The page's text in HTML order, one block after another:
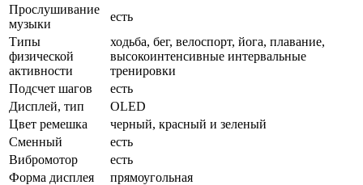
Прослушивание
музыки
есть
Типы
физической
активности
ходьба, бег, велоспорт, йога, плавание,
высокоинтенсивные интервальные
тренировки
Подсчет шагов
есть
Дисплей, тип
OLED
Цвет ремешка
черный, красный и зеленый
Сменный
есть
Вибромотор
есть
Форма дисплея
прямоугольная